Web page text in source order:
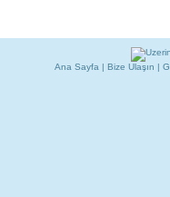
Ana Sayfa | Bize Ulaşın |